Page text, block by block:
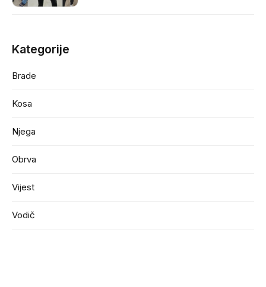
Kategorije
Brade
Kosa
Njega
Obrva
Vijest
Vodič